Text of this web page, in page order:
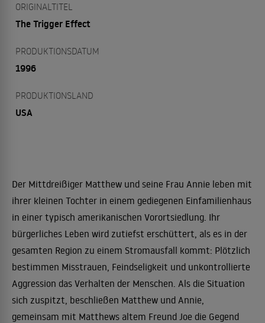
ORIGINALTITEL
The Trigger Effect
PRODUKTIONSDATUM
1996
PRODUKTIONSLAND
USA
Der Mittdreißiger Matthew und seine Frau Annie leben mit
ihrer kleinen Tochter in einem gediegenen Einfamilienhaus
in einer typisch amerikanischen Vorortsiedlung. Ihr
bürgerliches Leben wird zutiefst erschüttert, als es in der
gesamten Region zu einem Stromausfall kommt: Plötzlich
bestimmen Misstrauen, Feindseligkeit und unkontrollierte
Aggression das Verhalten der Menschen. Als die Situation
sich zuspitzt, beschließen Matthew und Annie,
gemeinsam mit Matthews altem Freund Joe die Gegend